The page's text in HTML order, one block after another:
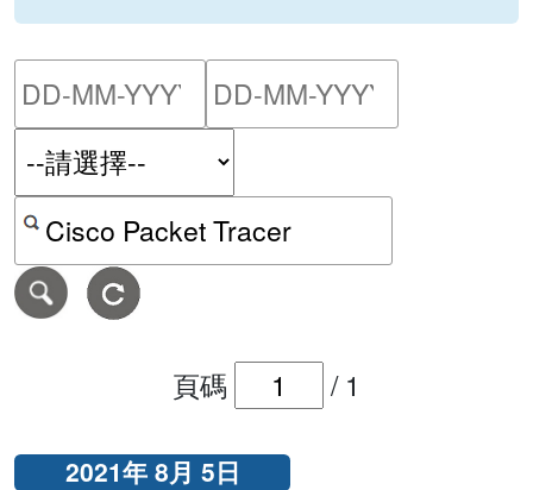
請輸入搜尋日期範圍的開
按關鍵字或 CVE ID 搜尋保安警報
頁碼 / 1
2021年 8月 5日